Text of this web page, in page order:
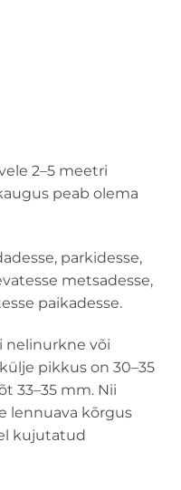
2–5 meetri
peab olema
parkidesse,
metsadesse,
paikadesse.
nelinurkne või
pikkus on 30–35
33–35 mm. Nii
lennuava kõrgus
kujutatud